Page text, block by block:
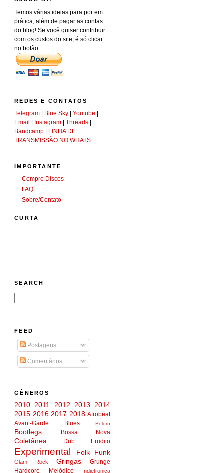
Temos várias ideias para por em
prática, além de pagar as contas
do blog! Se você quiser contribuir
com os custos do site, é só clicar
no botão.
REDES E CONTATOS
Telegram | Blue Sky |Youtube |
Email | Instagram |Threads |
Bandcamp | LINHA DE
TRANSMISSÃO NO WHATS
IMPORTANTE
Compre Discos
FAQ
Sobre/Contato
CURTA
SEARCH
FEED
Postagens
Comentários
GÊNEROS
2010 2011 2012 2013 2014
2015 2016 2017 2018 Afrobeat
Avant-Garde
Blues Bolero
Bootlegs Bossa Nova
Coletânea Dub Erudito
Experimental Folk Funk
Glam Rock Gringas
Grunge
Hardcore Melódico
Indietronica